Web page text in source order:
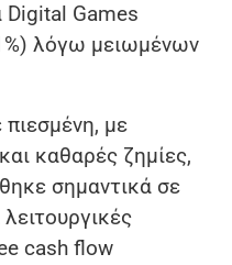
Games
λόγω μειωμένων
με
καθαρές ζημίες,
σημαντικά σε
cash flow